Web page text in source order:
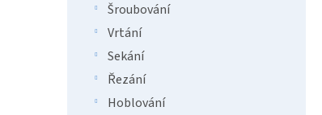
Šroubování
Vrtání
Sekání
Řezání
Hoblování